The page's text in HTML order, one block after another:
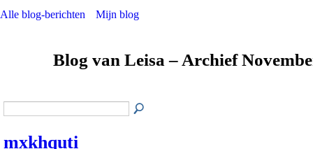
Alle blog-berichten Mijn blog
Blog van Leisa – Archief
mxkhquti